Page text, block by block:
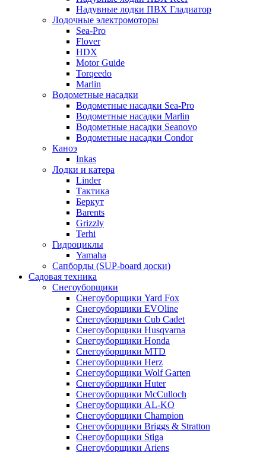
Надувные лодки ПВХ Гладиатор
Лодочные электромоторы
Sea-Pro
Flover
HDX
Motor Guide
Torqeedo
Marlin
Водометные насадки
Водометные насадки Sea-Pro
Водометные насадки Marlin
Водометные насадки Seanovo
Водометные насадки Condor
Каноэ
Inkas
Лодки и катера
Linder
Тактика
Беркут
Barents
Grizzly
Terhi
Гидроциклы
Yamaha
Сапборды (SUP-board доски)
Садовая техника
Снегоуборщики
Снегоуборщики Yard Fox
Снегоуборщики EVOline
Снегоуборщики Cub Cadet
Снегоуборщики Husqvarna
Снегоуборщики Honda
Снегоуборщики MTD
Снегоуборщики Herz
Снегоуборщики Wolf Garten
Снегоуборщики Huter
Снегоуборщики McCulloch
Снегоуборщики AL-KO
Снегоуборщики Champion
Снегоуборщики Briggs & Stratton
Снегоуборщики Stiga
Снегоуборщики Ariens